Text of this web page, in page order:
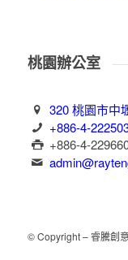
桃園辦公室
320 桃園市中
+886-4-
+886-4-
© Copyright – 睿騰創